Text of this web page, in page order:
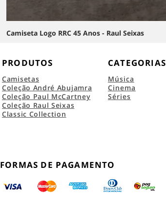
Camiseta Logo RRC 45 Anos - Raul Seixas
PRODUTOS
Camisetas
Coleção André Abujamra
Coleção Paul McCartney
Coleção Raul Seixas
Classic Collection
CATEGORIAS
Música
Cinema
Séries
FORMAS DE PAGAMENTO